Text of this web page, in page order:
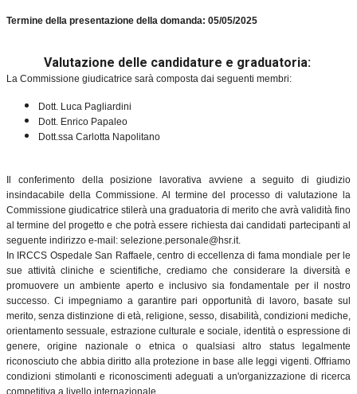
Termine della presentazione della domanda: 05/05/2025
Valutazione delle candidature e graduatoria:
La Commissione giudicatrice sarà composta dai seguenti membri:
Dott. Luca Pagliardini
Dott. Enrico Papaleo
Dott.ssa Carlotta Napolitano
Il conferimento della posizione lavorativa avviene a seguito di giudizio
insindacabile della Commissione. Al termine del processo di valutazione la
Commissione giudicatrice stilerà una graduatoria di merito che avrà validità fino
al termine del progetto e che potrà essere richiesta dai candidati partecipanti al
seguente indirizzo e-mail: selezione.personale@hsr.it.
In IRCCS Ospedale San Raffaele, centro di eccellenza di fama mondiale per le
sue attività cliniche e scientifiche, crediamo che considerare la diversità e
promuovere un ambiente aperto e inclusivo sia fondamentale per il nostro
successo. Ci impegniamo a garantire pari opportunità di lavoro, basate sul
merito, senza distinzione di età, religione, sesso, disabilità, condizioni mediche,
orientamento sessuale, estrazione culturale e sociale, identità o espressione di
genere, origine nazionale o etnica o qualsiasi altro status legalmente
riconosciuto che abbia diritto alla protezione in base alle leggi vigenti. Offriamo
condizioni stimolanti e riconoscimenti adeguati a un'organizzazione di ricerca